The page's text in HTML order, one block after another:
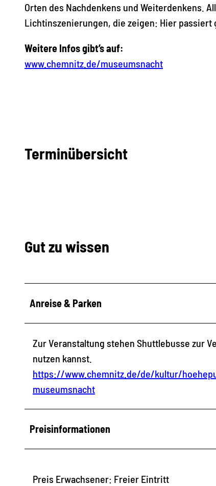
Orten des Nachdenkens und Weiterdenkens.
Lichtinszenierungen, die zeigen: Hier passiert
Weitere Infos gibt’s auf:
www.chemnitz.de/museumsnacht
Terminübersicht
Gut zu wissen
Anreise & Parken
Zur Veranstaltung stehen Shuttlebusse zur
nutzen kannst.
https://www.chemnitz.de/de/kultur/
museumsnacht
Preisinformationen
Preis Erwachsener: Freier Eintritt